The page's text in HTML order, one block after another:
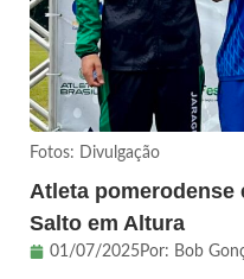
Fotos: Divulgação
Atleta pomerodense
Salto em Altura
01/07/2025Por: Bob